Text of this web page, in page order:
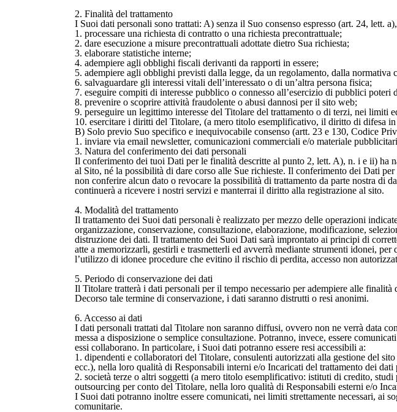
2. Finalità del trattamento
I Suoi dati personali sono trattati: A) senza il Suo consenso espresso (art. 24,
1. processare una richiesta di contratto o una richiesta precontrattuale;
2. dare esecuzione a misure precontrattuali adottate dietro Sua richiesta;
3. elaborare statistiche interne;
4. adempiere agli obblighi fiscali derivanti da rapporti in essere;
5. adempiere agli obblighi previsti dalla legge, da un regolamento, dalla normativa
6. salvaguardare gli interessi vitali dell’interessato o di un’altra persona fisica;
7. eseguire compiti di interesse pubblico o connesso all’esercizio di pubblici
8. prevenire o scoprire attività fraudolente o abusi dannosi per il sito web;
9. perseguire un legittimo interesse del Titolare del trattamento o di terzi, nei limiti
10. esercitare i diritti del Titolare, (a mero titolo esemplificativo, il diritto di difesa
B) Solo previo Suo specifico e inequivocabile consenso (artt. 23 e 130, Codice
1. inviare via email newsletter, comunicazioni commerciali e/o materiale
3. Natura del conferimento dei dati personali
Il conferimento dei tuoi Dati per le finalità descritte al punto 2, lett. A), n. i e ii) ha
al Sito, né la possibilità di dare corso alle Sue richieste. Il conferimento dei Dati
non conferire alcun dato o revocare la possibilità di trattamento da parte nostra di
continuerà a ricevere i nostri servizi e manterrai il diritto alla registrazione al sito.
4. Modalità del trattamento
Il trattamento dei Suoi dati personali è realizzato per mezzo delle operazioni
organizzazione, conservazione, consultazione, elaborazione, modificazione,
distruzione dei dati. Il trattamento dei Suoi Dati sarà improntato ai principi di
atte a memorizzarli, gestirli e trasmetterli ed avverrà mediante strumenti idonei,
l’utilizzo di idonee procedure che evitino il rischio di perdita, accesso non
5. Periodo di conservazione dei dati
Il Titolare tratterà i dati personali per il tempo necessario per adempiere alle
Decorso tale termine di conservazione, i dati saranno distrutti o resi anonimi.
6. Accesso ai dati
I dati personali trattati dal Titolare non saranno diffusi, ovvero non ne verrà data
messa a disposizione o semplice consultazione. Potranno, invece, essere
essi collaborano. In particolare, i Suoi dati potranno essere resi accessibili a:
1. dipendenti e collaboratori del Titolare, consulenti autorizzati alla gestione del
ecc.), nella loro qualità di Responsabili interni e/o Incaricati del trattamento dei
2. società terze o altri soggetti (a mero titolo esemplificativo: istituti di credito,
outsourcing per conto del Titolare, nella loro qualità di Responsabili esterni e/o
I Suoi dati potranno inoltre essere comunicati, nei limiti strettamente necessari, ai
comunitarie.